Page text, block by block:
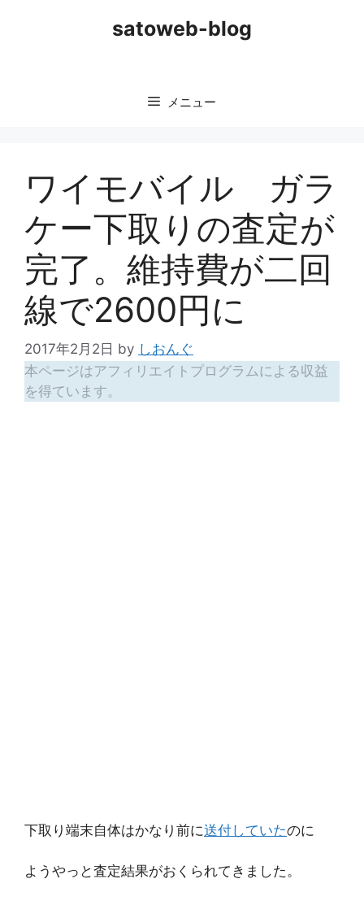
satoweb-blog
メニュー
ワイモバイル ガラ
ケー下取りの査定が
完了。維持費が二回
線で2600円に
2017年2月2日 by しおんぐ
本ページはアフィリエイトプログラムによる収益
を得ています。
下取り端末自体はかなり前に送付していたのに
ようやっと査定結果がおくられてきました。